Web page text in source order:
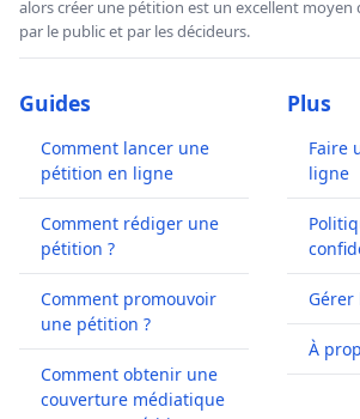
alors créer une pétition est un excellent moyen
par le public et par les décideurs.
Guides
Comment lancer une
pétition en ligne
Comment rédiger une
pétition ?
Comment promouvoir
une pétition ?
Comment obtenir une
couverture médiatique
Plus
Faire
ligne
Gérer
À